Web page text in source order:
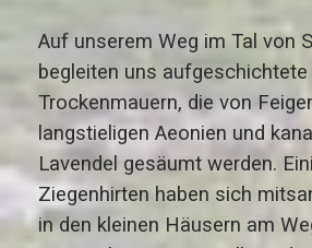
Auf unserem Weg im Tal von
begleiten uns aufgeschichtete
Trockenmauern, die von
langstieligen Aeonien und
Lavendel gesäumt werden.
Ziegenhirten haben sich
in den kleinen Häusern am